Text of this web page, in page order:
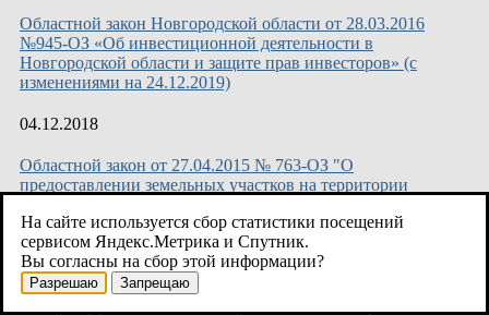
Областной закон Новгородской области от 28.03.2016
№945-ОЗ «Об инвестиционной деятельности в
Новгородской области и защите прав инвесторов» (с
изменениями на 24.12.2019)
04.12.2018
Областной закон от 27.04.2015 № 763-ОЗ "О
предоставлении земельных участков на территории
04.12.2018
Областной закон от 25.09.2015 № 839-ОЗ "О критериях,
На сайте используется сбор статистики посещений
сервисом Яндекс.Метрика и Спутник.
Вы согласны на сбор этой информации?
Разрешаю Запрещаю